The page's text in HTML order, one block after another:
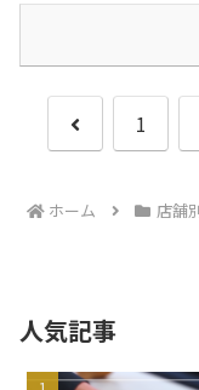
前
1
ホーム 店舗
人気記事